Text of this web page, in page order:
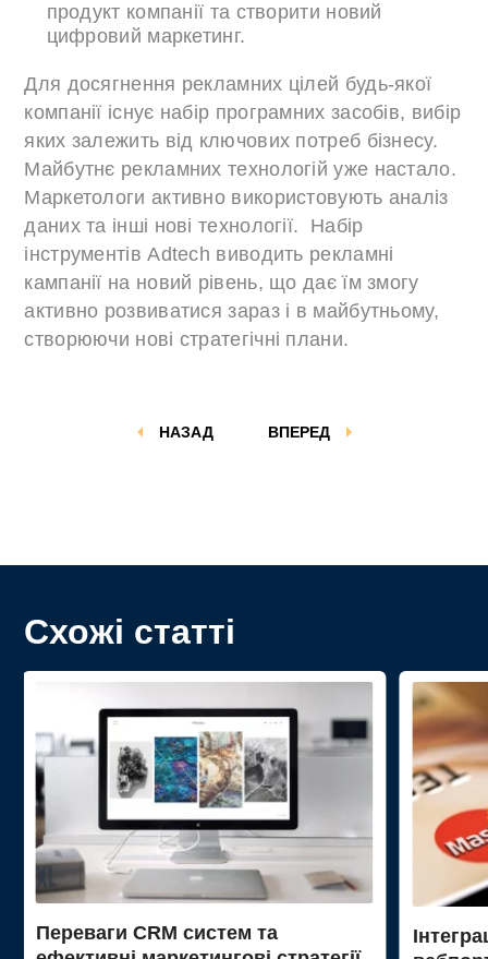
продукт компанії та створити новий
цифровий маркетинг.
Для досягнення рекламних цілей будь-якої
компанії існує набір програмних засобів, вибір
яких залежить від ключових потреб бізнесу.
Майбутнє рекламних технологій уже настало.
Маркетологи активно використовують аналіз
даних та інші нові технології. Набір
інструментів Adtech виводить рекламні
кампанії на новий рівень, що дає їм змогу
активно розвиватися зараз і в майбутньому,
створюючи нові стратегічні плани.
ВПЕРЕД
НАЗАД
Схожі статті
Переваги CRM систем та